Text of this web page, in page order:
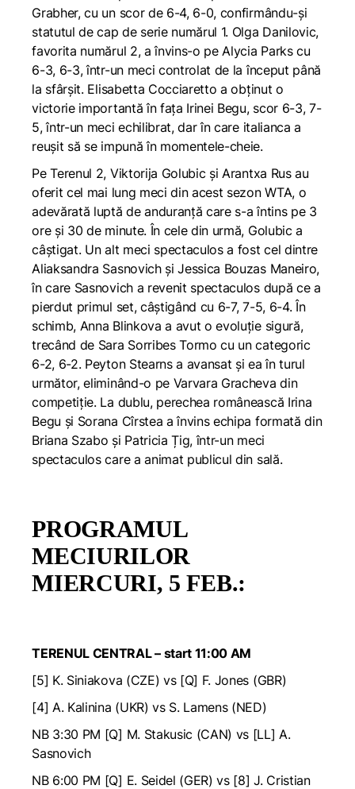
Grabher, cu un scor de 6-4, 6-0, confirmându-și
statutul de cap de serie numărul 1. Olga Danilovic,
favorita numărul 2, a învins-o pe Alycia Parks cu
6-3, 6-3, într-un meci controlat de la început până
la sfârșit. Elisabetta Cocciaretto a obținut o
victorie importantă în fața Irinei Begu, scor 6-3, 7-
5, într-un meci echilibrat, dar în care italianca a
reușit să se impună în momentele-cheie.
Pe Terenul 2, Viktorija Golubic și Arantxa Rus au
oferit cel mai lung meci din acest sezon WTA, o
adevărată luptă de anduranță care s-a întins pe 3
ore și 30 de minute. În cele din urmă, Golubic a
câștigat. Un alt meci spectaculos a fost cel dintre
Aliaksandra Sasnovich și Jessica Bouzas Maneiro,
în care Sasnovich a revenit spectaculos după ce a
pierdut primul set, câștigând cu 6-7, 7-5, 6-4. În
schimb, Anna Blinkova a avut o evoluție sigură,
trecând de Sara Sorribes Tormo cu un categoric
6-2, 6-2. Peyton Stearns a avansat și ea în turul
următor, eliminând-o pe Varvara Gracheva din
competiție. La dublu, perechea românească Irina
Begu și Sorana Cîrstea a învins echipa formată din
Briana Szabo și Patricia Țig, într-un meci
spectaculos care a animat publicul din sală.
PROGRAMUL
MECIURILOR
MIERCURI, 5 FEB.:
TERENUL CENTRAL – start 11:00 AM
[5] K. Siniakova (CZE) vs [Q] F. Jones (GBR)
[4] A. Kalinina (UKR) vs S. Lamens (NED)
NB 3:30 PM [Q] M. Stakusic (CAN) vs [LL] A.
Sasnovich
NB 6:00 PM [Q] E. Seidel (GER) vs [8] J. Cristian